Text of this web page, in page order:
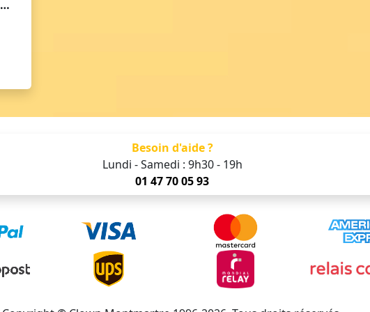
Déguisement adulte luxe black panther endgame
Besoin d'aide ?
Lundi - Samedi : 9h30 - 19h
01 47 70 05 93